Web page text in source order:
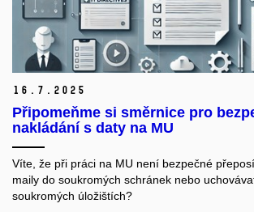
16. 7. 2025
Připomeňme si směrnice pro
nakládání s daty na MU
Víte, že při práci na MU není bezpečné
maily do soukromých schránek nebo
soukromých úložištích?